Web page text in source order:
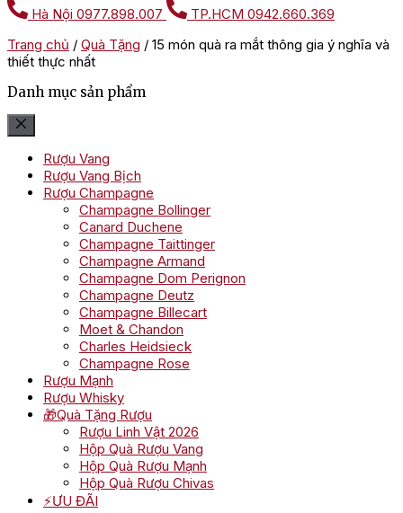
Hà Nội 0977.898.007 TP.HCM 0942.660.369
Trang chủ / Quà Tặng / 15 món quà ra mắt thông gia ý nghĩa và
thiết thực nhất
Danh mục sản phẩm
Rượu Vang
Rượu Vang Bịch
Rượu Champagne
Champagne Bollinger
Canard Duchene
Champagne Taittinger
Champagne Armand
Champagne Dom Perignon
Champagne Deutz
Champagne Billecart
Moet & Chandon
Charles Heidsieck
Champagne Rose
Rượu Mạnh
Rượu Whisky
🎁Quà Tặng Rượu
Rượu Linh Vật 2026
Hộp Quà Rượu Vang
Hộp Quà Rượu Mạnh
Hộp Quà Rượu Chivas
⚡ƯU ĐÃI